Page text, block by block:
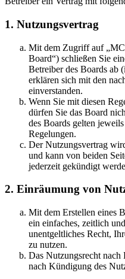
1. Nutzungsvertrag
Mit dem Zugriff auf
Board“) schließen Sie
Betreiber des Boards ab
erklären sich mit den
einverstanden.
Wenn Sie mit diesen
dürfen Sie das Board
des Boards gelten
Regelungen.
Der Nutzungsvertrag
und kann von beiden
jederzeit gekündigt
2. Einräumung von
Mit dem Erstellen eines
ein einfaches, zeitlich
unentgeltliches Recht,
zu nutzen.
Das Nutzungsrecht
nach Kündigung des